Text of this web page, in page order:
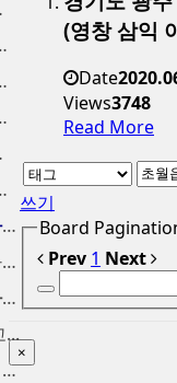
(영창 삼익
Date
Views3748
Read More
쓰기
Board
Prev 1 Next
...
중고피...
, 신도...
, 사당...
입
노 매...
인천중고피아노 고가에 피아노...
중고피아노처분 가격 높은가격...
인천중고피아노 매입 합니다. ...
...
중고피아노팔기 매입후 가치를...
×